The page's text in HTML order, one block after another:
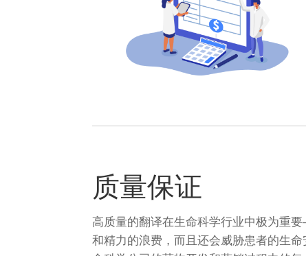
质量保证
高质量的翻译在生命科学行业中极为重
和精力的浪费，而且还会威胁患者的生